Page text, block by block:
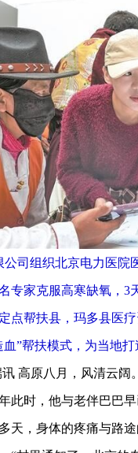
公司组织北京电力医
专家克服高寒缺氧，
点帮扶县，玛多县医
”帮扶模式，为当地
高原八月，风清云阔
此时，他与老伴巴巴
，身体的疼痛与路途